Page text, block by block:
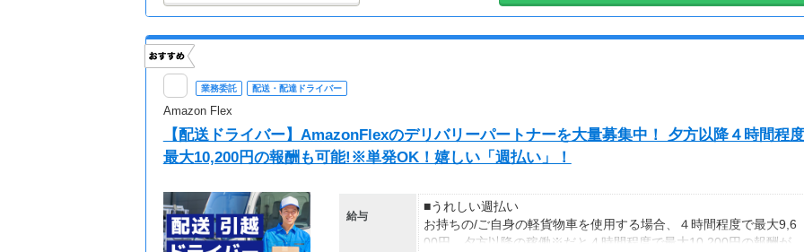
業務委託 配送・配達ドライバー
Amazon Flex
【配送ドライバー】AmazonFlexのデリバリーパートナーを大量募集中！ 夕方以降４時間程度
最大10,200円の報酬も可能!※単発OK！嬉しい「週払い」！
給与
■うれしい週払い
お持ちの/ご自身の軽貨物車を使用する場合、４時間程度で最大9,6
00円。夕方以降の稼働※だと４時間程度で最大10,200円の報酬が